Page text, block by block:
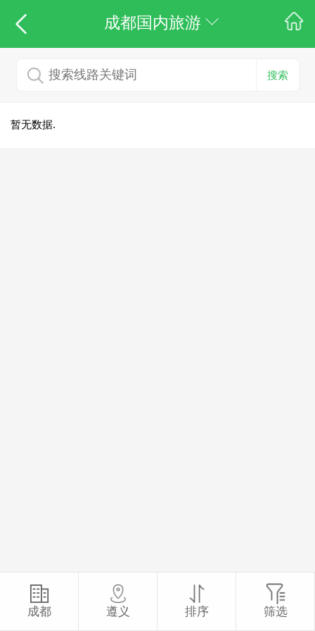
成都国内旅游
搜索
暂无数据.
成都 遵义 排序 筛选